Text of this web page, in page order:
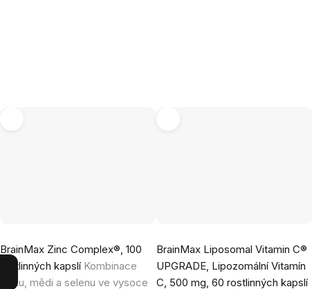
BrainMax Zinc Complex®, 100
rostlinných kapslí Kombinace
zinku, mědi a selenu ve vysoce
hodnocení
produktu
BrainMax Liposomal Vitamin C®
UPGRADE, Lipozomální Vitamín
C, 500 mg, 60 rostlinných kapslí
hodnocení
produktu